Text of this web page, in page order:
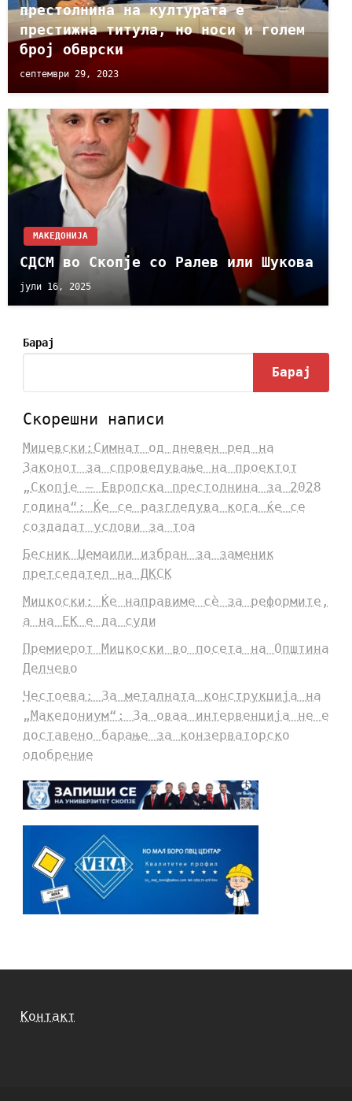
престолнина на културата е
престижна титула, но носи и голем
број обврски
септември 29, 2023
МАКЕДОНИЈА
СДСМ во Скопје со Ралев или Шукова
јули 16, 2025
Барај
Барај
Скорешни написи
Мицевски:Симнат од дневен ред на
Законот за спроведување на проектот
„Скопје – Европска престолнина за 2028
година“: Ќе се разгледува кога ќе се
создадат услови за тоа
Бесник Џемаили избран за заменик
претседател на ДКСК
Мицкоски: Ќе направиме сè за реформите,
а на ЕК е да суди
Премиерот Мицкоски во посета на Општина
Делчево
Честоева: За металната конструкција на
„Македониум“: За оваа интервенција не е
доставено барање за конзерваторско
одобрение
Контакт